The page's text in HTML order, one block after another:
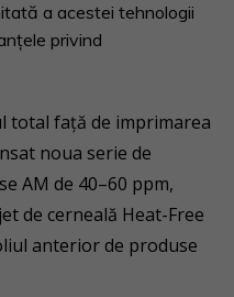
a acestei tehnologii
privind
total față de imprimarea
noua serie de
AM de 40–60 ppm,
de cerneală Heat-Free
anterior de produse